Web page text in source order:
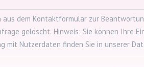
aus dem Kontaktformular zur
gelöscht. Hinweis: Sie können Ihre
mit Nutzerdaten finden Sie in unserer